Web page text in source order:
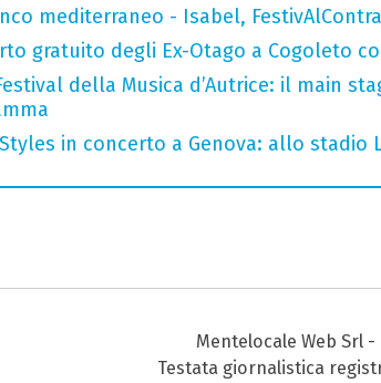
mediterraneo - Isabel,
gratuito degli Ex-Otago a Cogoleto
della Musica d’Autrice: il main
in concerto a Genova: allo stadio
Mentelocale Web Srl
Testata giornalistica